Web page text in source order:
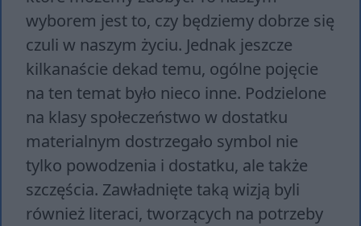
wyborem jest to, czy będziemy dobrze się
czuli w naszym życiu. Jednak jeszcze
kilkanaście dekad temu, ogólne pojęcie
na ten temat było nieco inne. Podzielone
na klasy społeczeństwo w dostatku
materialnym dostrzegało symbol nie
tylko powodzenia i dostatku, ale także
szczęścia. Zawładnięte taką wizją byli
również literaci, tworzących na potrzeby